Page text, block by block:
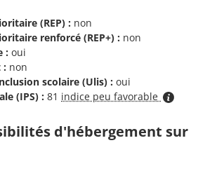
(REP) : non
renforcé (REP+) : non
: oui
: non
scolaire (Ulis) : oui
(IPS) : 81 indice peu favorable
d'hébergement sur